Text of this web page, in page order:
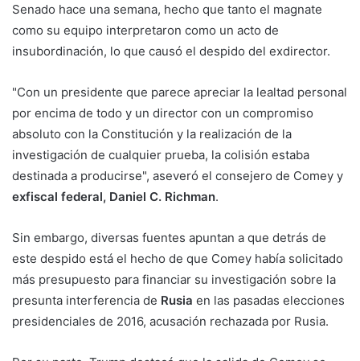
Senado hace una semana, hecho que tanto el magnate
como su equipo interpretaron como un acto de
insubordinación, lo que causó el despido del exdirector.
"Con un presidente que parece apreciar la lealtad personal
por encima de todo y un director con un compromiso
absoluto con la Constitución y la realización de la
investigación de cualquier prueba, la colisión estaba
destinada a producirse", aseveró el consejero de Comey y
exfiscal federal, Daniel C. Richman.
Sin embargo, diversas fuentes apuntan a que detrás de
este despido está el hecho de que Comey había solicitado
más presupuesto para financiar su investigación sobre la
presunta interferencia de Rusia en las pasadas elecciones
presidenciales de 2016, acusación rechazada por Rusia.